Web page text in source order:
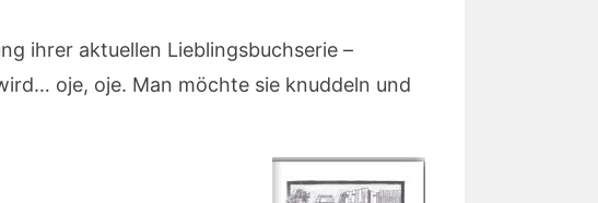
ihrer aktuellen Lieblingsbuchserie –
oje, oje. Man möchte sie knuddeln und